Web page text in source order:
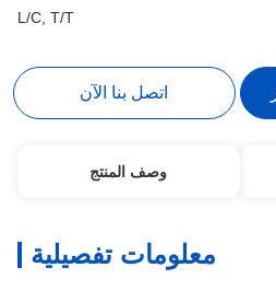
L/C, T/T
اتصل بنا الآن
وصف المنتج
معلومات تفصيلية